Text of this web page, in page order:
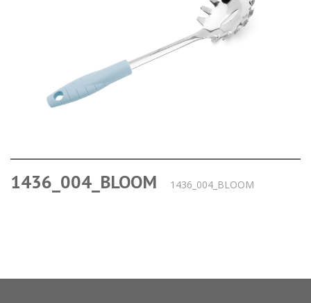
1436_004_BLOOM 1436_004_BLOOM